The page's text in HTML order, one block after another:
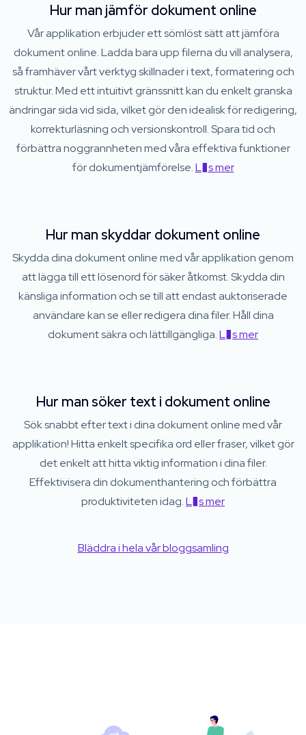
Hur man jämför dokument online
Vår applikation erbjuder ett sömlöst sätt att jämföra
dokument online. Ladda bara upp filerna du vill analysera,
så framhäver vårt verktyg skillnader i text, formatering och
struktur. Med ett intuitivt gränssnitt kan du enkelt granska
ändringar sida vid sida, vilket gör den idealisk för redigering,
korrekturläsning och versionskontroll. Spara tid och
förbättra noggrannheten med våra effektiva funktioner
för dokumentjämförelse.L�s mer
Hur man skyddar dokument online
Skydda dina dokument online med vår applikation genom
att lägga till ett lösenord för säker åtkomst. Skydda din
känsliga information och se till att endast auktoriserade
användare kan se eller redigera dina filer. Håll dina
dokument säkra och lättillgängliga.L�s mer
Hur man söker text i dokument online
Sök snabbt efter text i dina dokument online med vår
applikation! Hitta enkelt specifika ord eller fraser, vilket gör
det enkelt att hitta viktig information i dina filer.
Effektivisera din dokumenthantering och förbättra
produktiviteten idag.L�s mer
Bläddra i hela vår bloggsamling